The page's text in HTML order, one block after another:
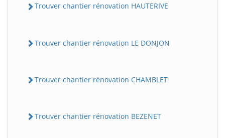
Trouver chantier rénovation HAUTERIVE
Trouver chantier rénovation LE DONJON
Trouver chantier rénovation CHAMBLET
Trouver chantier rénovation BEZENET